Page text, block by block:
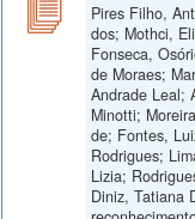
Pires Filho,
dos; Mothci,
Fonseca,
de Moraes;
Andrade Leal;
Minotti;
de; Fontes,
Rodrigues;
Lizia;
Diniz, Tatiana